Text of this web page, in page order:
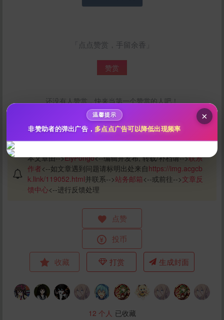
50
500分
立刻支付
「点点赞赏，手留余香」
赞赏
还没有人赞赏，快来当第一个赞赏的人吧！
本文章由-->ElyPongo<--编辑并发布, 转载/补档请-->联系
作者<--如文章遇到问题请标明出处来自https://img.acgcb
k.link/119052.html并联系-->站务邮箱<--或前往-->文章反
馈中心<--进行反馈处理
点赞
投币
收藏 打赏
点击全选
生成封面
12 个人 已收藏
×
温馨提示
非赞助者的弹出广告， 多点点广告可以降低出现频率